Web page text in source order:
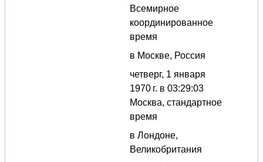
Всемирное
координированное
время
в Москве, Россия
четверг, 1 января
1970 г. в 03:29:03
Москва, стандартное
время
в Лондоне,
Великобритания